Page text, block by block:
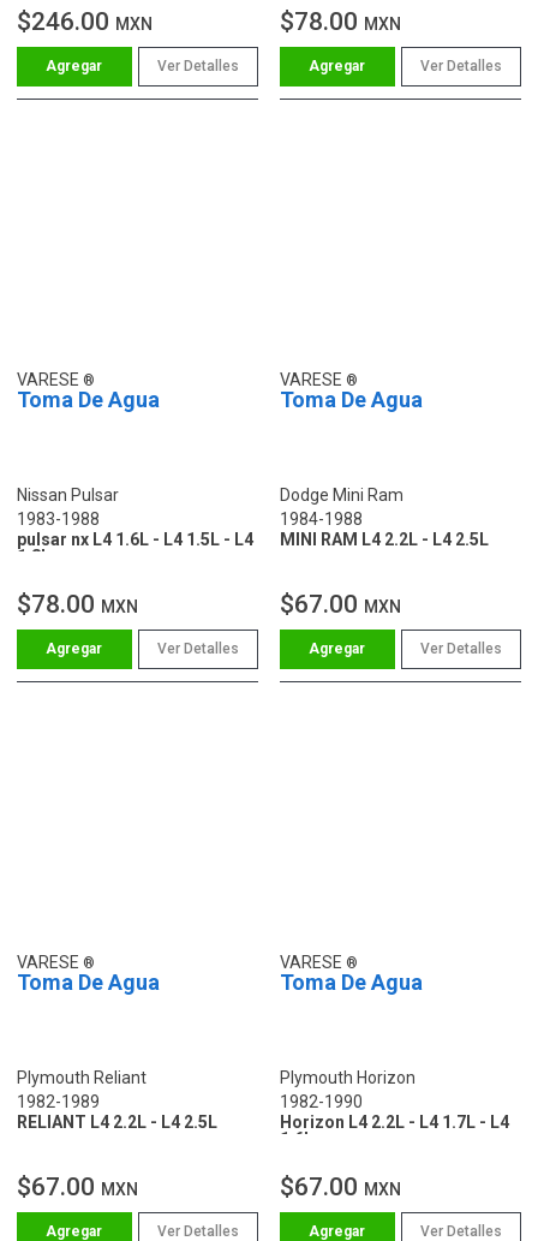
$246.00 MXN
Ver Detalles
$78.00 MXN
Ver Detalles
VARESE
Toma De Agua
Nissan Pulsar
1983-1988
pulsar nx L4 1.6L - L4 1.5L - L4
1.8L
$78.00 MXN
Ver Detalles
VARESE
Toma De Agua
Dodge Mini Ram
1984-1988
MINI RAM L4 2.2L - L4 2.5L
$67.00 MXN
Ver Detalles
VARESE
Toma De Agua
Plymouth Reliant
1982-1989
RELIANT L4 2.2L - L4 2.5L
$67.00 MXN
Ver Detalles
VARESE
Toma De Agua
Plymouth Horizon
1982-1990
Horizon L4 2.2L - L4 1.7L - L4
1.6L
$67.00 MXN
Ver Detalles